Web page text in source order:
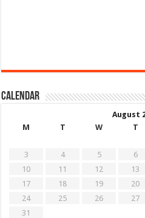
Calendar
August
M
T W T
3
4 5 6
10
11 12 13
17
18 19 20
24
25 26 27
31